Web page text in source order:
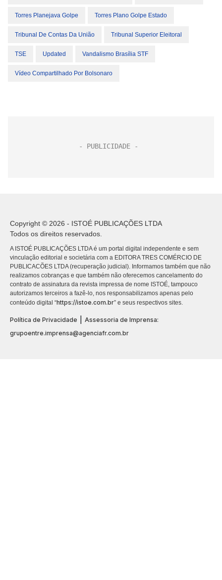
Torres Planejava Golpe Torres Plano Golpe Estado
Tribunal De Contas Da União Tribunal Superior Eleitoral
TSE Updated Vandalismo Brasília STF
Vídeo Compartilhado Por Bolsonaro
Copyright © 2026 - ISTOÉ PUBLICAÇÕES LTDA
Todos os direitos reservados.
A ISTOÉ PUBLICAÇÕES LTDA é um portal digital independente e sem
vinculação editorial e societária com a EDITORA TRES COMÉRCIO DE
PUBLICACÕES LTDA (recuperação judicial). Informamos também que não
realizamos cobranças e que também não oferecemos cancelamento do
contrato de assinatura da revista impressa de nome ISTOÉ, tampouco
autorizamos terceiros a fazê-lo, nos responsabilizamos apenas pelo
conteúdo digital “https://istoe.com.br” e seus respectivos sites.
Política de Privacidade | Assessoria de Imprensa:
grupoentre.imprensa@agenciafr.com.br